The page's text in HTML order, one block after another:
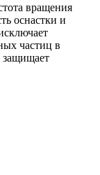
вращения
оснастки и
частиц в
защищает